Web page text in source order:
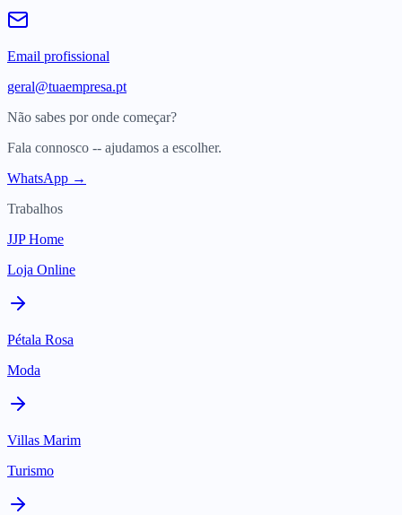
Email profissional
geral@tuaempresa.pt
Não sabes por onde começar?
Fala connosco -- ajudamos a escolher.
WhatsApp →
Trabalhos
JJP Home
Loja Online
Pétala Rosa
Moda
Villas Marim
Turismo